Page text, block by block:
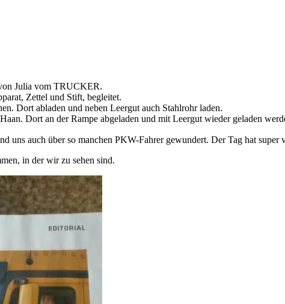
Julia vom TRUCKER.
Zettel und Stift, begleitet.
Dort abladen und neben Leergut auch Stahlrohr laden.
Dort an der Rampe abgeladen und mit Leergut wieder geladen
uns auch über so manchen PKW-Fahrer gewundert. Der Tag hat
in der wir zu sehen sind.